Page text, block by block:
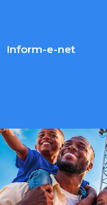
Inform-e-net